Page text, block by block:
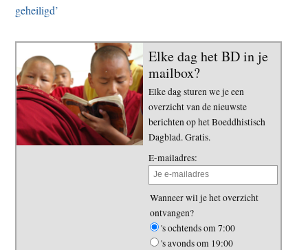
geheiligd’
Elke dag het BD in je
mailbox?
Elke dag sturen we je een
overzicht van de nieuwste
berichten op het Boeddhistisch
Dagblad. Gratis.
E-mailadres:
Wanneer wil je het overzicht
ontvangen?
's ochtends om 7:00
's avonds om 19:00